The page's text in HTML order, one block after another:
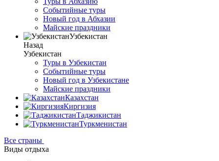
Событийные туры
Новый год в Абхазии
Майские праздники
Узбекистан
Назад
Узбекистан
Туры в Узбекистан
Событийные туры
Новый год в Узбекистане
Майские праздники
Казахстан
Киргизия
Таджикистан
Туркменистан
Все страны
Виды отдыха